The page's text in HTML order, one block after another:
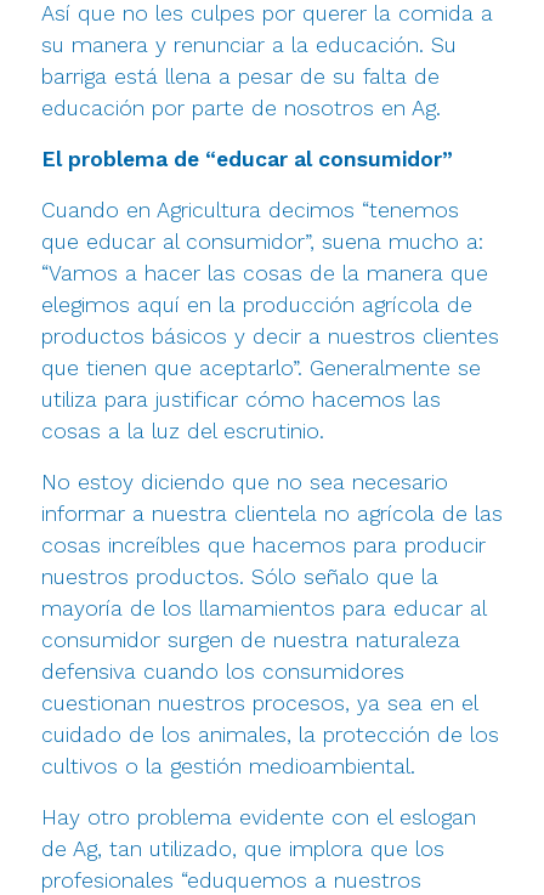
Así que no les culpes por querer la comida a
su manera y renunciar a la educación. Su
barriga está llena a pesar de su falta de
educación por parte de nosotros en Ag.
El problema de “educar al consumidor”
Cuando en Agricultura decimos “tenemos
que educar al consumidor”, suena mucho a:
“Vamos a hacer las cosas de la manera que
elegimos aquí en la producción agrícola de
productos básicos y decir a nuestros clientes
que tienen que aceptarlo”. Generalmente se
utiliza para justificar cómo hacemos las
cosas a la luz del escrutinio.
No estoy diciendo que no sea necesario
informar a nuestra clientela no agrícola de las
cosas increíbles que hacemos para producir
nuestros productos. Sólo señalo que la
mayoría de los llamamientos para educar al
consumidor surgen de nuestra naturaleza
defensiva cuando los consumidores
cuestionan nuestros procesos, ya sea en el
cuidado de los animales, la protección de los
cultivos o la gestión medioambiental.
Hay otro problema evidente con el eslogan
de Ag, tan utilizado, que implora que los
profesionales “eduquemos a nuestros